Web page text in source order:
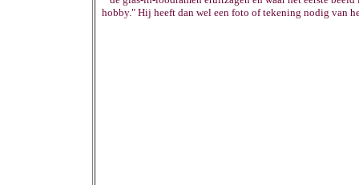
hobby." Hij heeft dan wel een foto of tekening nodig van